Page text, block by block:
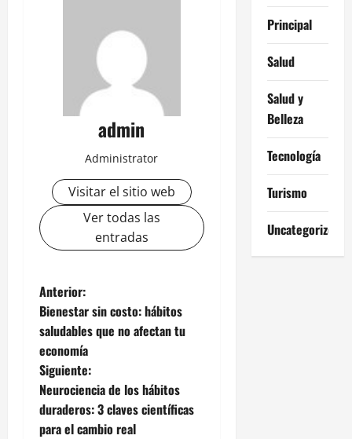
admin
Administrator
Visitar el sitio web
Ver todas las
entradas
N
a
v
e
g
Anterior:
Bienestar sin costo: hábitos
saludables que no afectan tu
economía
Siguiente:
Neurociencia de los hábitos
duraderos: 3 claves científicas
para el cambio real
Principal
Salud
Salud y
Belleza
Tecnología
Turismo
Uncategorized